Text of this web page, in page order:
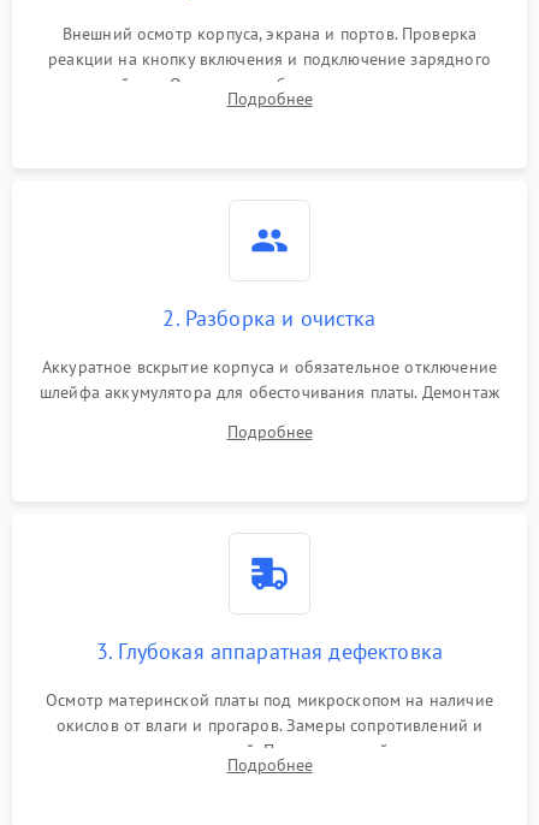
Внешний осмотр корпуса, экрана и портов. Проверка
реакции на кнопку включения и подключение зарядного
устройства. Оценка потребления тока с помощью
лабораторного блока питания для локализации проблемы.
Подробнее
2. Разборка и очистка
Аккуратное вскрытие корпуса и обязательное отключение
шлейфа аккумулятора для обесточивания платы. Демонтаж
высохшей термопасты с кристаллов чипов.
Подробнее
3. Глубокая аппаратная дефектовка
Осмотр материнской платы под микроскопом на наличие
окислов от влаги и прогаров. Замеры сопротивлений и
дежурных напряжений. Проверка цепей питания,
мультиконтроллера, процессора и видеочипа.
Подробнее